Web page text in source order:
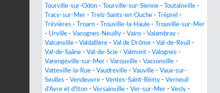
Tourville-sur-Odon - Tourville-sur-Sienne - Toutainville -
Tracy-sur-Mer - Treis-Sants-en-Ouche - Tréprel -
Trévières - Troarn - Trouville-la-Haule -
Trouville-sur-Mer
- Urville - Vacognes-Neuilly - Vains - Valambray -
Valcanville - Valdallière - Val de Drôme - Val-de-Reuil -
Val-de-Saâne - Val-de-Scie - Valmont - Valognes -
Varengeville-sur-Mer - Varouville - Vassonville -
Vatteville-la-Rue - Vaudreville - Vauville - Vaux-sur-
Seulles - Vendeuvre - Ventes-Saint-Rémy - Verneuil
d'Avre et d'Iton - Versainville - Ver-sur-Mer - Vesly -